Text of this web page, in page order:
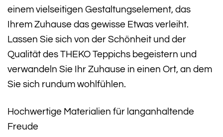
einem vielseitigen Gestaltungselement, das
Ihrem Zuhause das gewisse Etwas verleiht.
Lassen Sie sich von der Schönheit und der
Qualität des THEKO Teppichs begeistern und
verwandeln Sie Ihr Zuhause in einen Ort, an dem
Sie sich rundum wohlfühlen.
Hochwertige Materialien für langanhaltende
Freude